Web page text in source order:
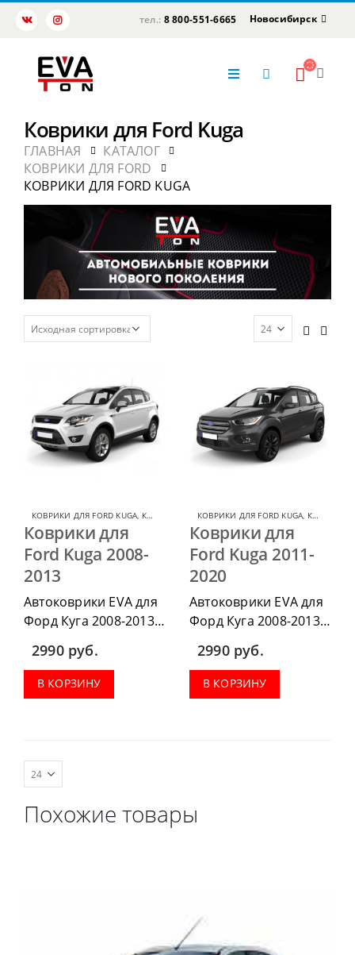
тел.: 8 800-551-6665 Новосибирск
Коврики для Ford Kuga
ГЛАВНАЯ
КАТАЛОГ
КОВРИКИ ДЛЯ FORD
КОВРИКИ ДЛЯ FORD KUGA
КОВРИКИ ДЛЯ FORD KUGA, КОВРИКИ ДЛЯ FORD
Коврики для
Ford Kuga 2008-
2013
Автоковрики EVA для
Форд Куга 2008-2013
г.в. можно
приобрести в
комплектации:
водительский коврик,
2990 руб.
В КОРЗИНУ
КОВРИКИ ДЛЯ FORD KUGA, КОВРИКИ ДЛЯ FORD
Коврики для
Ford Kuga 2011-
2020
Автоковрики EVA для
Форд Куга 2008-2013
г.в. можно
приобрести в
комплектации:
водительский коврик,
2990 руб.
В КОРЗИНУ
Похожие товары